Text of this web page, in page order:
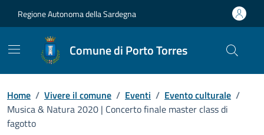
Regione Autonoma della Sardegna
Comune di Porto Torres
Home / Vivere il comune / Eventi / Evento culturale /
Musica & Natura 2020 | Concerto finale master class di
fagotto